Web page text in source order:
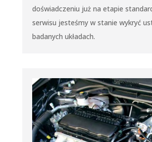
doświadczeniu już na etapie
serwisu jesteśmy w stanie wykryć
badanych układach.